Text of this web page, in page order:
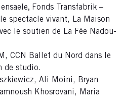
, Fonds Transfabrik –
spectacle vivant, La Maison
le soutien de La Fée Nadou-
CCN Ballet du Nord dans le
de studio.
Ali Moini, Bryan
Khosrovani, Maria